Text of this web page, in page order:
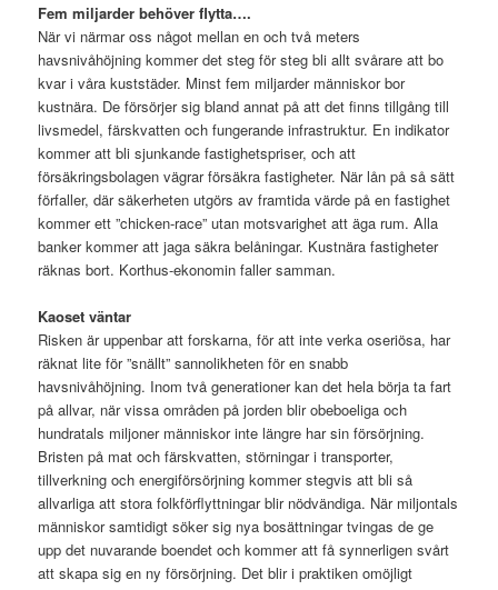
Fem miljarder behöver flytta….
När vi närmar oss något mellan en och två meters
havsnivåhöjning kommer det steg för steg bli allt svårare att bo
kvar i våra kuststäder. Minst fem miljarder människor bor
kustnära. De försörjer sig bland annat på att det finns tillgång till
livsmedel, färskvatten och fungerande infrastruktur. En indikator
kommer att bli sjunkande fastighetspriser, och att
försäkringsbolagen vägrar försäkra fastigheter. När lån på så sätt
förfaller, där säkerheten utgörs av framtida värde på en fastighet
kommer ett ”chicken-race” utan motsvarighet att äga rum. Alla
banker kommer att jaga säkra belåningar. Kustnära fastigheter
räknas bort. Korthus-ekonomin faller samman.
Kaoset väntar
Risken är uppenbar att forskarna, för att inte verka oseriösa, har
räknat lite för ”snällt” sannolikheten för en snabb
havsnivåhöjning. Inom två generationer kan det hela börja ta fart
på allvar, när vissa områden på jorden blir obeboeliga och
hundratals miljoner människor inte längre har sin försörjning.
Bristen på mat och färskvatten, störningar i transporter,
tillverkning och energiförsörjning kommer stegvis att bli så
allvarliga att stora folkförflyttningar blir nödvändiga. När miljontals
människor samtidigt söker sig nya bosättningar tvingas de ge
upp det nuvarande boendet och kommer att få synnerligen svårt
att skapa sig en ny försörjning. Det blir i praktiken omöjligt